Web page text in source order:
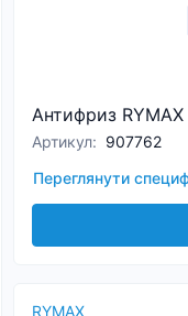
Антифриз
Артикул: 907762
Переглянути
RYMAX